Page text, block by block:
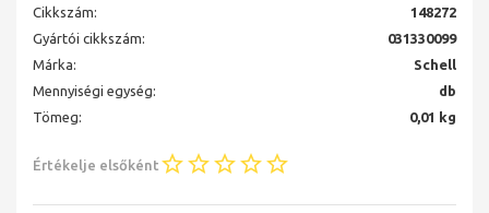
Cikkszám:
148272
Gyártói cikkszám:
031330099
Márka:
Schell
Mennyiségi egység:
db
Tömeg:
0,01 kg
Értékelje elsőként